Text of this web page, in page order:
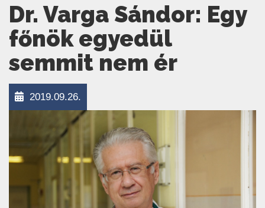
Dr. Varga Sándor: Egy
főnök egyedül
semmit nem ér
2019.09.26.